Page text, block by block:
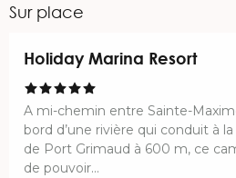
Sur place
Holiday Marina Resort
A mi-chemin entre Sainte-
bord d’une rivière qui conduit à
de Port Grimaud à 600 m, ce
de pouvoir...